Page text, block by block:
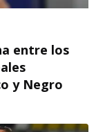
entre los
y Negro